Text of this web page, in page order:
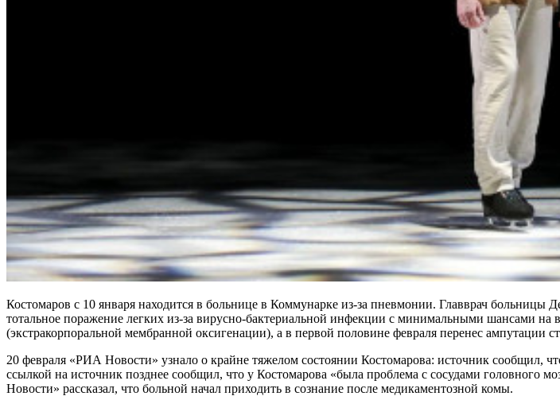
Костомаров с 10 января находится в больнице в Коммунарке из-за пневмонии. Главврач
тотальное поражение легких из-за вирусно-бактериальной инфекции с минимальными шансами
(экстракорпоральной мембранной оксигенации), а в первой половине февраля перенес ампутации
20 февраля «РИА Новости» узнало о крайне тяжелом состоянии Костомарова: источник сообщил,
ссылкой на источник позднее сообщил, что у Костомарова «была проблема с сосудами головного
Новости» рассказал, что больной начал приходить в сознание после медикаментозной комы.